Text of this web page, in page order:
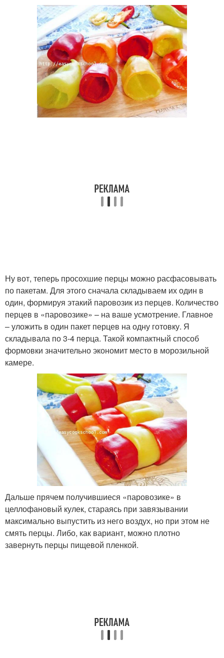
Ну вот, теперь просохшие перцы можно расфасовывать
по пакетам. Для этого сначала складываем их один в
один, формируя этакий паровозик из перцев. Количество
перцев в «паровозике» – на ваше усмотрение. Главное
– уложить в один пакет перцев на одну готовку. Я
складывала по 3-4 перца. Такой компактный способ
формовки значительно экономит место в морозильной
камере.
Дальше прячем получившиеся «паровозике» в
целлофановый кулек, стараясь при завязывании
максимально выпустить из него воздух, но при этом не
смять перцы. Либо, как вариант, можно плотно
завернуть перцы пищевой пленкой.